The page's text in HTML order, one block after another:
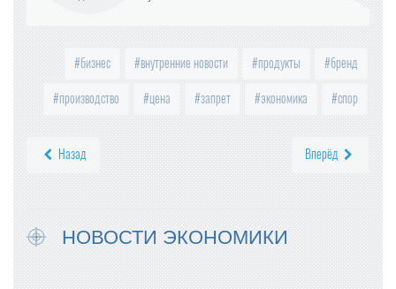
бизнес внутренние новости продукты бренд
производство цена запрет экономика спор
Назад Вперёд
НОВОСТИ ЭКОНОМИКИ